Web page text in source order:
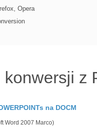
Opera
z
na DOCM
Word 2007 Marco)